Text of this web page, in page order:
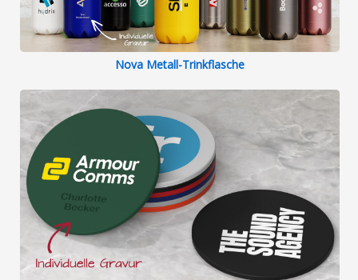
Nova Metall-Trinkflasche